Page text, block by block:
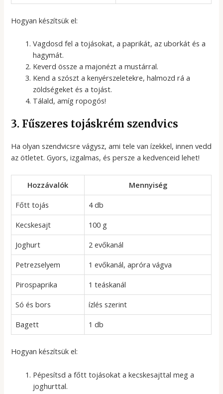
Hogyan készítsük el:
Vagdosd fel a tojásokat, a paprikát, az uborkát és a
hagymát.
Keverd össze a majonézt a mustárral.
Kend a szószt a kenyérszeletekre, halmozd rá a
zöldségeket és a tojást.
Tálald, amíg ropogós!
3. Fűszeres tojáskrém szendvics
Ha olyan szendvicsre vágysz, ami tele van ízekkel, innen vedd
az ötletet. Gyors, izgalmas, és persze a kedvenceid lehet!
Hozzávalók
Mennyiség
Főtt tojás
4 db
Kecskesajt
100 g
Joghurt
2 evőkanál
Petrezselyem
1 evőkanál, apróra vágva
Pirospaprika
1 teáskanál
Só és bors
ízlés szerint
Bagett
1 db
Hogyan készítsük el:
Pépesítsd a főtt tojásokat a kecskesajttal meg a
joghurttal.